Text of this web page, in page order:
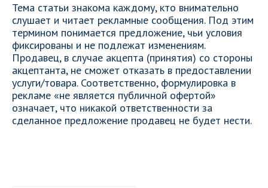
Тема статьи знакома каждому, кто внимательно
слушает и читает рекламные сообщения. Под этим
термином понимается предложение, чьи условия
фиксированы и не подлежат изменениям.
Продавец, в случае акцепта (принятия) со стороны
акцептанта, не сможет отказать в предоставлении
услуги/товара. Соответственно, формулировка в
рекламе «не является публичной офертой»
означает, что никакой ответственности за
сделанное предложение продавец не будет нести.